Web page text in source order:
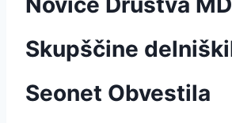
Skupščine
Seonet Obvestila